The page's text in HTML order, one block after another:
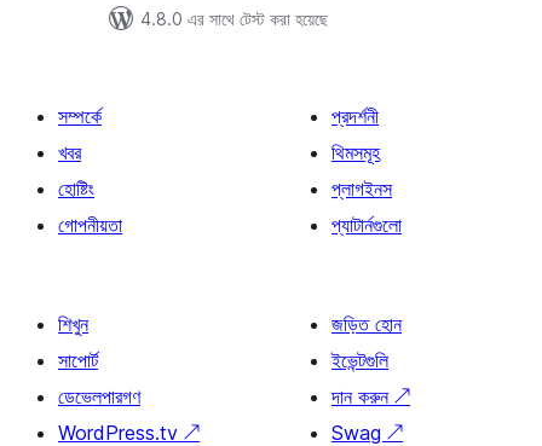
4.8.0 এর সাথে টেস্ট করা হয়েছে
সম্পর্কে
খবর
হোষ্টিং
গোপনীয়তা
প্রদর্শনী
থিমসমূহ
প্লাগইনস
প্যাটার্নগুলো
শিখুন
সাপোর্ট
ডেভেলপারগণ
WordPress.tv ↗
জড়িত হোন
ইভেন্টগুলি
দান করুন ↗
Swag ↗